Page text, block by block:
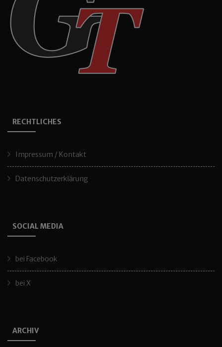
RECHTLICHES
Impressum / Kontakt
Datenschutzerklärung
SOCIAL MEDIA
bei Facebook
bei X
ARCHIV